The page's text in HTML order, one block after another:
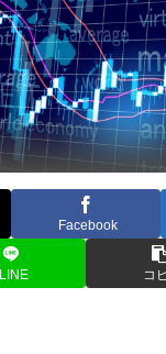
Facebook
LINE コ